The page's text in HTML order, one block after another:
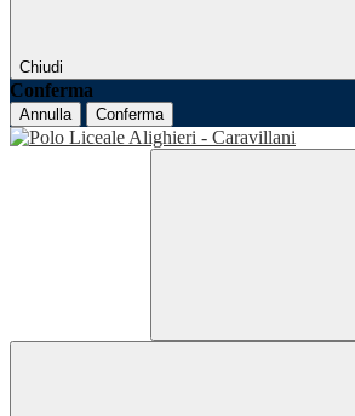
Chiudi
Conferma
Annulla Conferma